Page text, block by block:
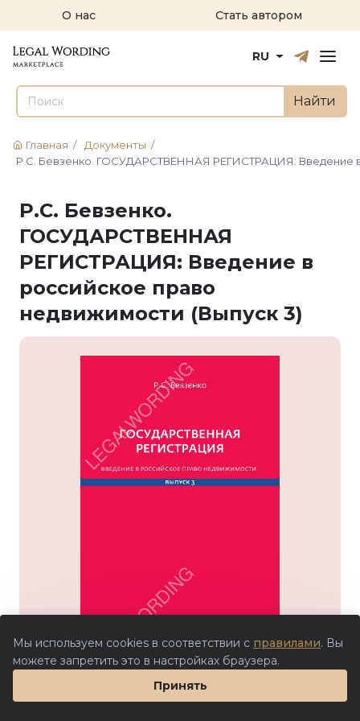
О нас Стать автором
РусскийEnglish
RU
Найти
Главная / Документы /
Р.С. Бевзенко. ГОСУДАРСТВЕННАЯ РЕГИСТРАЦИЯ: Введение
Р.С. Бевзенко.
ГОСУДАРСТВЕННАЯ
РЕГИСТРАЦИЯ: Введение в
российское право
недвижимости (Выпуск 3)
Мы используем cookies в соответствии с правилами. Вы
можете запретить это в настройках браузера.
Принять